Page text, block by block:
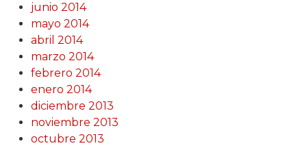
junio 2014
mayo 2014
abril 2014
marzo 2014
febrero 2014
enero 2014
diciembre 2013
noviembre 2013
octubre 2013